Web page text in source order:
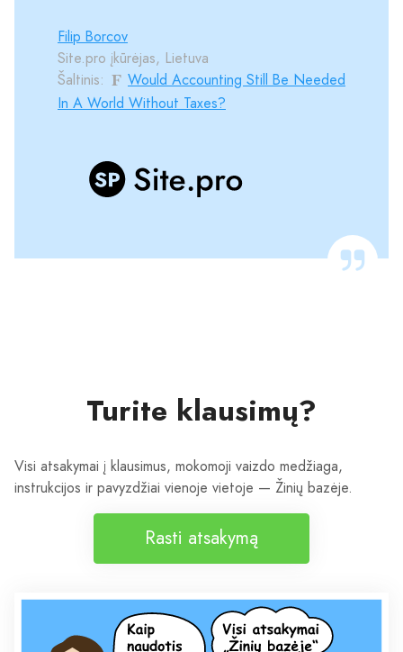
Filip Borcov
Site.pro įkūrėjas, Lietuva
Šaltinis:
Would Accounting Still Be Needed
In A World Without Taxes?
Turite klausimų?
Visi atsakymai į klausimus, mokomoji vaizdo medžiaga,
instrukcijos ir pavyzdžiai vienoje vietoje — Žinių bazėje.
Rasti atsakymą